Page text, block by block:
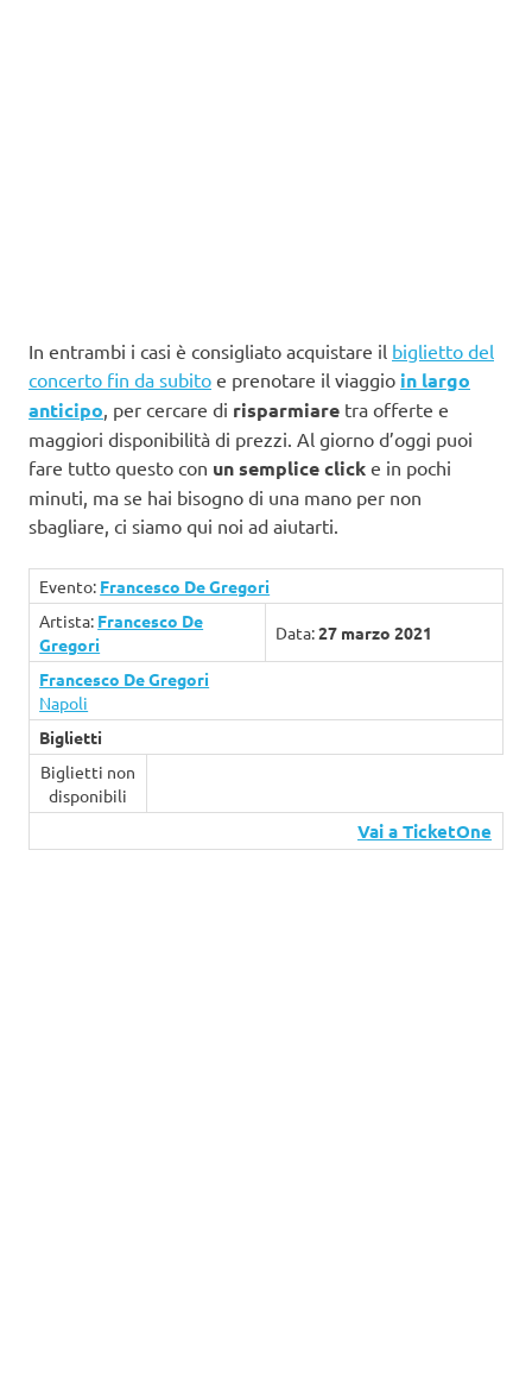
In entrambi i casi è consigliato acquistare il biglietto del
concerto fin da subito e prenotare il viaggio in largo
anticipo, per cercare di risparmiare tra offerte e
maggiori disponibilità di prezzi. Al giorno d’oggi puoi
fare tutto questo con un semplice click e in pochi
minuti, ma se hai bisogno di una mano per non
sbagliare, ci siamo qui noi ad aiutarti.
Evento: Francesco De Gregori
Artista: Francesco De
Gregori
Data:27 marzo 2021
Francesco De Gregori
Napoli
Biglietti
Biglietti non
disponibili
Vai a TicketOne